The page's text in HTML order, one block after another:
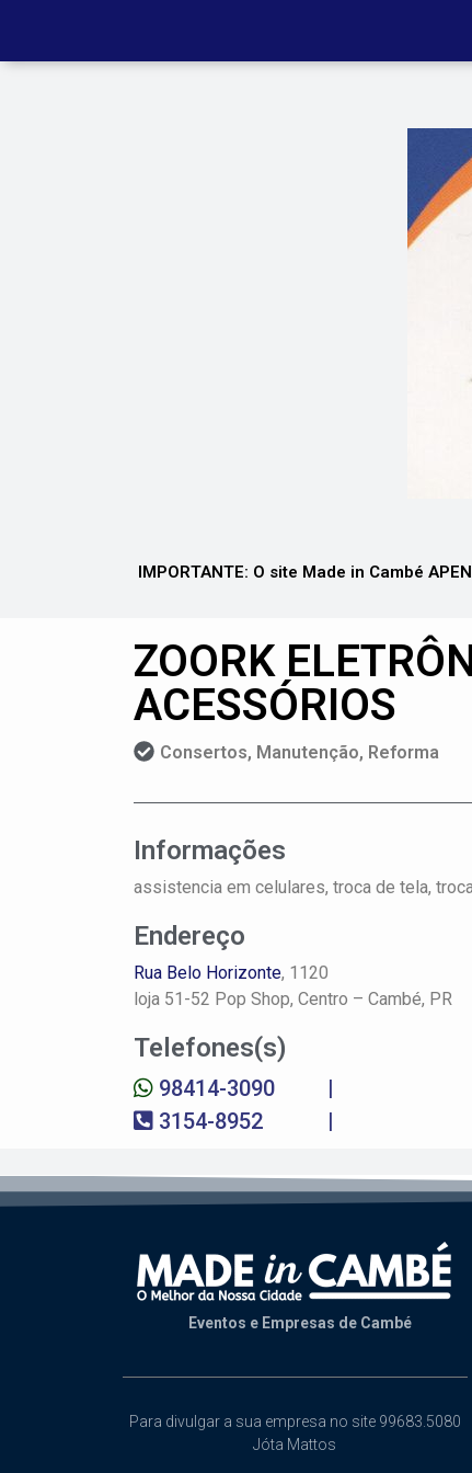
IMPORTANTE: O site Made in Cambé
ZOORK
ACESSÓRIOS
Consertos, Manutenção, Reforma
Informações
assistencia em celulares, troca de tela,
Endereço
Rua Belo Horizonte, 1120
loja 51-52 Pop Shop, Centro – Cambé, PR
Telefones(s)
98414-3090
3154-8952
|
|
Eventos e Empresas de Cambé
Para divulgar a sua empresa no site 99683.5080
Jóta Mattos